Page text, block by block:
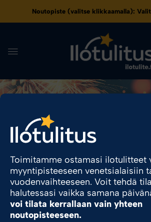
Noutopiste (valitse klikkaamalla):
Ilotulite.fi Tuote
Sesonkituote
Toimitamme ostamasi ilotulitteet
myyntipisteeseen venetsialaisiin
vuodenvaihteeseen. Voit tehdä
halutessasi vaikka samana
voi tilata kerrallaan vain yhteen
noutopisteeseen.